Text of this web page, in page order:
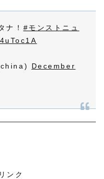
ナ！ #モンストニュ
December
ンク